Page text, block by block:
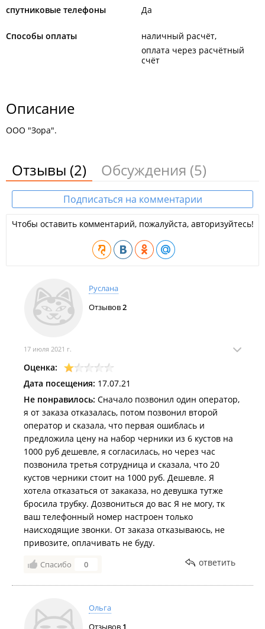
спутниковые телефоны Да
Способы оплаты
наличный расчёт
оплата через расчётный
счёт
Описание
ООО "Зора".
Отзывы (2) Обсуждения (5)
Подписаться на комментарии
Чтобы оставить комментарий, пожалуйста, авторизуйтесь!
Руслана
Отзывов2
17 июля 2021 г.
Оценка:
Дата посещения: 17.07.21
Не понравилось: Сначало позвонил один оператор,
я от заказа отказалась, потом позвонил второй
оператор и сказала, что первая ошиблась и
предложила цену на набор черники из 6 кустов на
1000 руб дешевле, я согласилась, но через час
позвонила третья сотрудница и сказала, что 20
кустов черники стоит на 1000 руб. Дешевле. Я
хотела отказаться от закаказа, но девушка тутже
бросила трубку. Дозвониться до вас Я не могу, тк
ваш телефонный номер настроен только
наисходящие звонки. От заказа отказываюсь, не
привозите, оплачивать не буду.
Спасибо 0 ответить
Ольга
Отзывов 1